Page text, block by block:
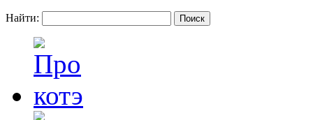
Найти: